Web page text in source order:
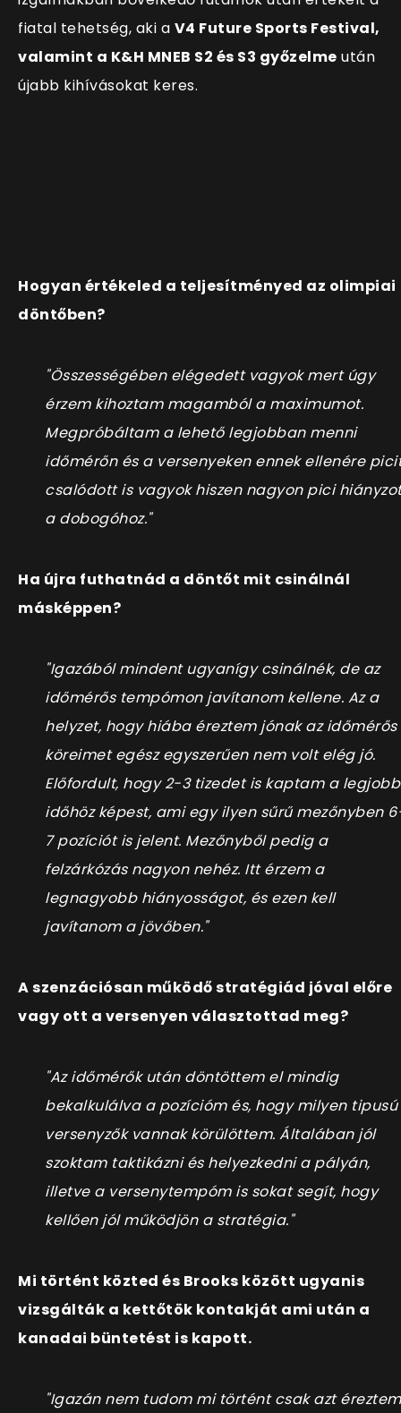
fiatal tehetség, aki a V4 Future Sports Festival,
valamint a K&H MNEB S2 és S3 győzelme után
újabb kihívásokat keres.
Hogyan értékeled a teljesítményed az olimpiai
döntőben?
"Összességében elégedett vagyok mert úgy
érzem kihoztam magamból a maximumot.
Megpróbáltam a lehető legjobban menni
időmérőn és a versenyeken ennek ellenére
csalódott is vagyok hiszen nagyon pici
a dobogóhoz."
Ha újra futhatnád a döntőt mit csinálnál
másképpen?
"Igazából mindent ugyanígy csinálnék, de az
időmérős tempómon javítanom kellene. Az a
helyzet, hogy hiába éreztem jónak az időmérős
köreimet egész egyszerűen nem volt elég jó.
Előfordult, hogy 2-3 tizedet is kaptam a legjobb
időhöz képest, ami egy ilyen sűrű mezőnyben
7 pozíciót is jelent. Mezőnyből pedig a
felzárkózás nagyon nehéz. Itt érzem a
legnagyobb hiányosságot, és ezen kell
javítanom a jövőben."
A szenzációsan működő stratégiád jóval előre
vagy ott a versenyen választottad meg?
"Az időmérők után döntöttem el mindig
bekalkulálva a pozícióm és, hogy milyen tipusú
versenyzők vannak körülöttem. Általában jól
szoktam taktikázni és helyezkedni a pályán,
illetve a versenytempóm is sokat segít, hogy
kellően jól működjön a stratégia."
Mi történt közted és Brooks között ugyanis
vizsgálták a kettőtök kontakját ami után a
kanadai büntetést is kapott.
"Igazán nem tudom mi történt csak azt